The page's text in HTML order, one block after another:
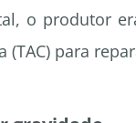
o produtor
para